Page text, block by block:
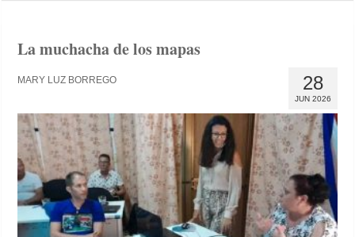
La muchacha de los mapas
28
JUN 2026
MARY LUZ BORREGO